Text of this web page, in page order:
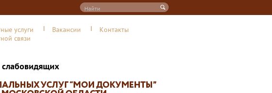
услуги Вакансии
Контакты
связи